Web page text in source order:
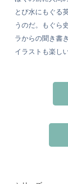
とび水にもぐる
うのだ。もぐら
ラからの聞き書
イラストも楽し